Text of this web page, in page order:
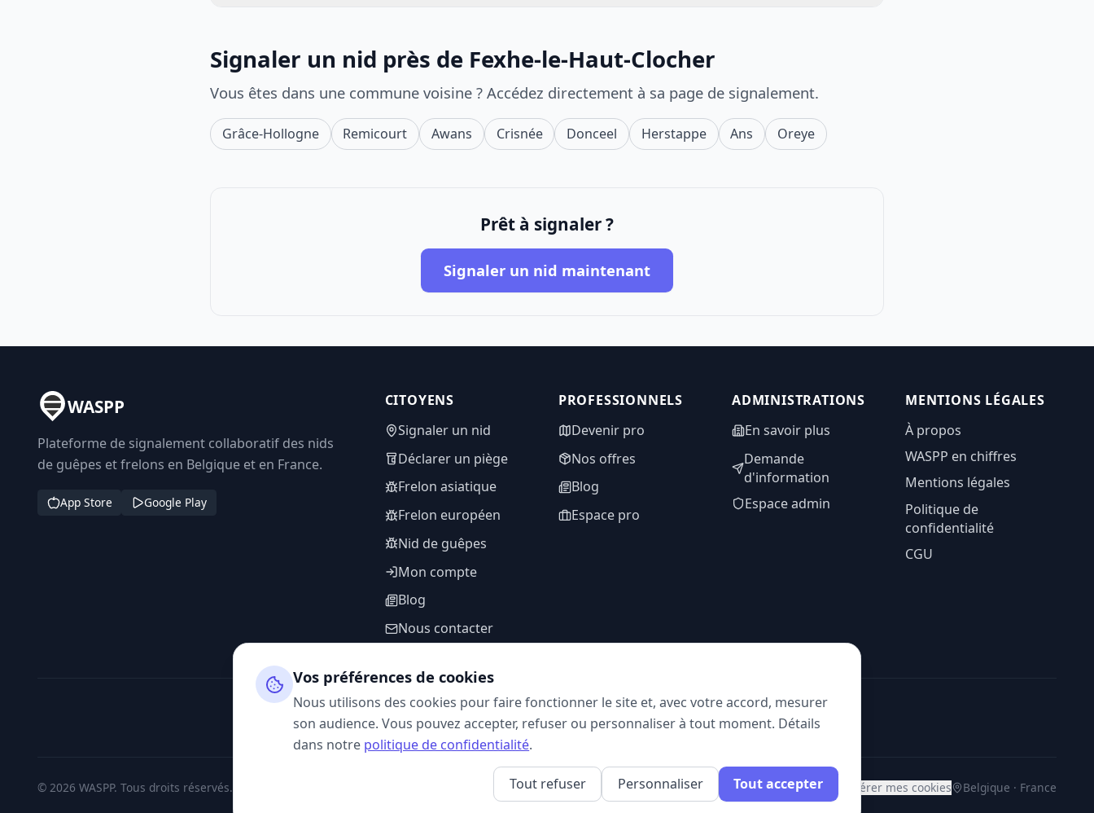
Signaler un nid près de Fexhe-le-Haut-Clocher
Vous êtes dans une commune voisine ? Accédez directement à sa page de signalement.
Grâce-Hollogne Remicourt Awans Crisnée Donceel Herstappe Ans Oreye
Prêt à signaler ?
Signaler un nid maintenant
WASPP
Plateforme de signalement collaboratif des nids
de guêpes et frelons en Belgique et en France.
App Store Google Play
CITOYENS
Signaler un nid
Déclarer un piège
Frelon asiatique
Frelon européen
Nid de guêpes
Mon compte
Blog
Nous contacter
PROFESSIONNELS
Devenir pro
Nos offres
Blog
Espace pro
ADMINISTRATIONS
En savoir plus
Demande
d'information
Espace admin
MENTIONS LÉGALES
À propos
WASPP en chiffres
Mentions légales
Politique de
confidentialité
CGU
SUIVEZ-NOUS
© 2026 WASPP. Tous droits réservés. Gérer mes cookies Belgique · France
Vos préférences de cookies
Nous utilisons des cookies pour faire fonctionner le site et, avec votre accord, mesurer
son audience. Vous pouvez accepter, refuser ou personnaliser à tout moment. Détails
dans notre politique de confidentialité.
Tout refuser Personnaliser Tout accepter